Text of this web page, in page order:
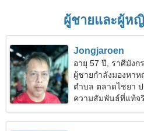
ผู้ชายและผู้ห
Jongjaroen
อายุ 57 ปี, ราศีมังกร
ผู้ชายกำลังมองหา
ตำบล ตลาดไชยา ป
ความสัมพันธ์ที่แท้จ